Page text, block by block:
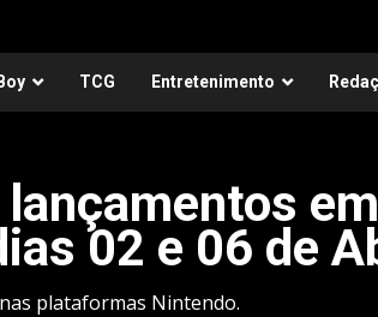
TCG Entretenimento
em
02 e 06 de
plataformas Nintendo.